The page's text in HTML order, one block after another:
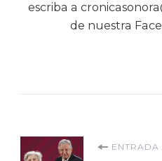
escriba a
de nuestra
ENTRADA